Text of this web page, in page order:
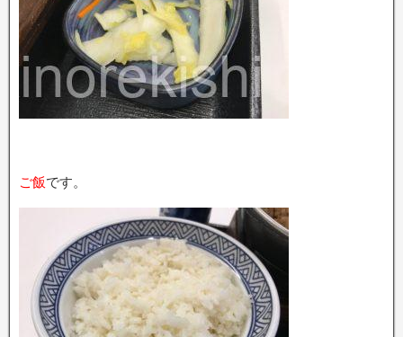
ご飯です。